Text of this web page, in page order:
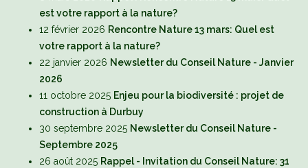
est votre rapport à la nature?
12 février 2026 Rencontre Nature 13 mars: Quel est
votre rapport à la nature?
22 janvier 2026 Newsletter du Conseil Nature - Janvier
2026
11 octobre 2025 Enjeu pour la biodiversité : projet de
construction à Durbuy
30 septembre 2025 Newsletter du Conseil Nature -
Septembre 2025
26 août 2025 Rappel - Invitation du Conseil Nature: 31